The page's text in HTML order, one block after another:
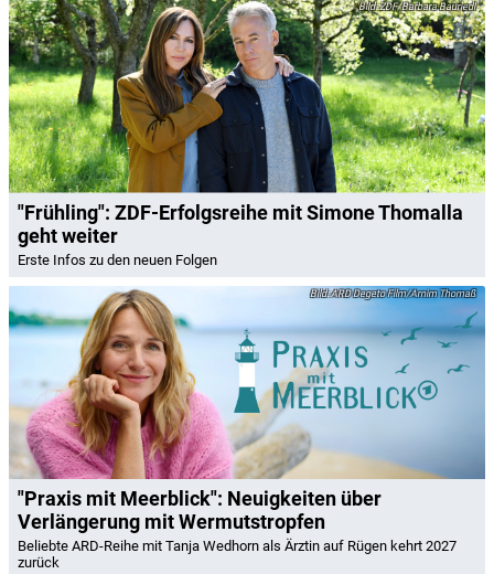
ZDF/Barbara Bauriedl
"Frühling": ZDF-Erfolgsreihe mit Simone Thomalla
geht weiter
Erste Infos zu den neuen Folgen
ARD Degeto Film/Arnim Thomaß
"Praxis mit Meerblick": Neuigkeiten über
Verlängerung mit Wermutstropfen
Beliebte ARD-Reihe mit Tanja Wedhorn als Ärztin auf Rügen kehrt 2027
zurück